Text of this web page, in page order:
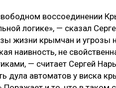
воссоединении
логике», — сказал
жизни крымчан и угрозы
наивность, не
— считает Сергей
дула автоматов у виска